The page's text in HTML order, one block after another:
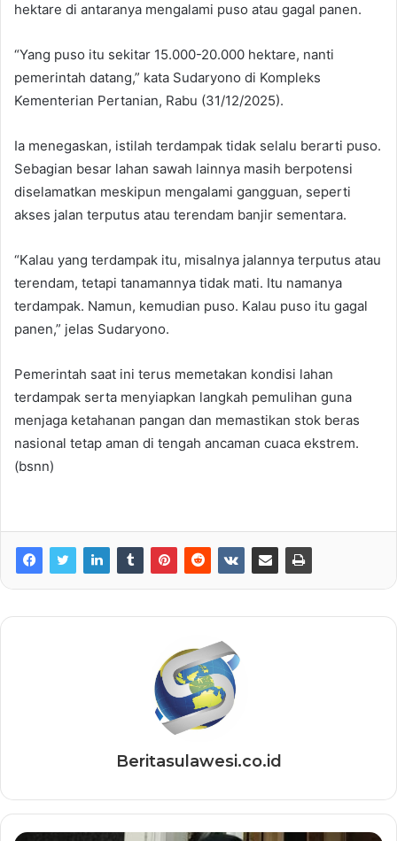
hektare di antaranya mengalami puso atau gagal panen.
“Yang puso itu sekitar 15.000-20.000 hektare, nanti
pemerintah datang,” kata Sudaryono di Kompleks
Kementerian Pertanian, Rabu (31/12/2025).
Ia menegaskan, istilah terdampak tidak selalu berarti puso.
Sebagian besar lahan sawah lainnya masih berpotensi
diselamatkan meskipun mengalami gangguan, seperti
akses jalan terputus atau terendam banjir sementara.
“Kalau yang terdampak itu, misalnya jalannya terputus atau
terendam, tetapi tanamannya tidak mati. Itu namanya
terdampak. Namun, kemudian puso. Kalau puso itu gagal
panen,” jelas Sudaryono.
Pemerintah saat ini terus memetakan kondisi lahan
terdampak serta menyiapkan langkah pemulihan guna
menjaga ketahanan pangan dan memastikan stok beras
nasional tetap aman di tengah ancaman cuaca ekstrem.
(bsnn)
Beritasulawesi.co.id